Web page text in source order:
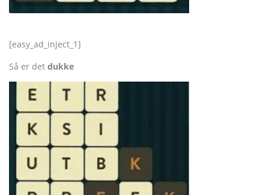
[easy_ad_inject_1]
Så er det dukke